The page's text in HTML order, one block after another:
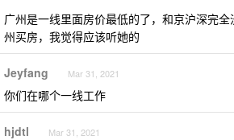
广州是一线里面房价最低的了，和京沪深完
州买房，我觉得应该听她的
Jeyfang Mar 31, 2021
你们在哪个一线工作
hjdtl Mar 31, 2021